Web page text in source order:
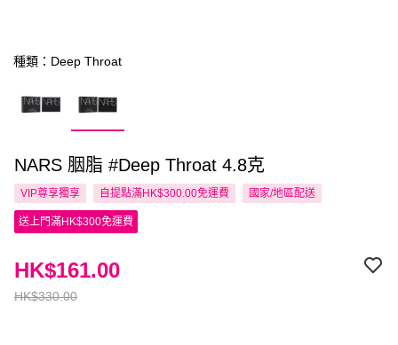
種類：Deep Throat
NARS 胭脂 #Deep Throat 4.8克
VIP尊享獨享 自提點滿HK$300.00免運費 國家/地區配送
送上門滿HK$300免運費
HK$330.00
HK$161.00